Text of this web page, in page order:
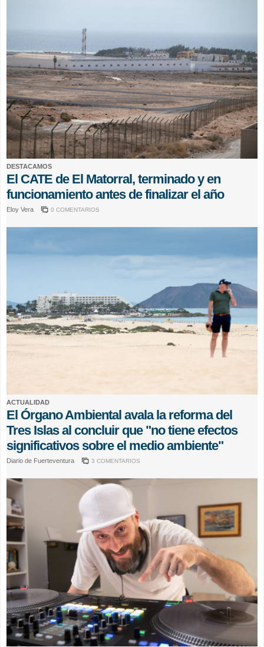
DESTACAMOS
El CATE de El Matorral, terminado y en
funcionamiento antes de finalizar el año
Eloy Vera 0 COMENTARIOS
ACTUALIDAD
El Órgano Ambiental avala la reforma del
Tres Islas al concluir que "no tiene efectos
significativos sobre el medio ambiente"
Diario de Fuerteventura 3 COMENTARIOS